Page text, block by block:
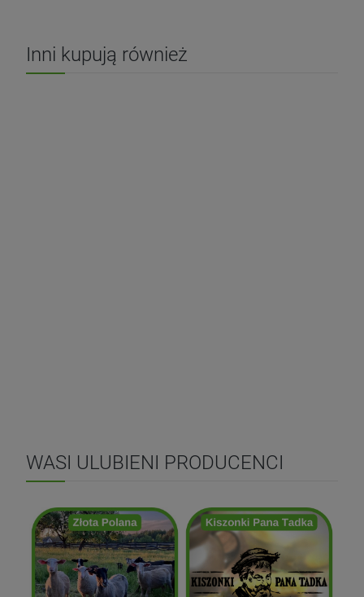
Inni kupują również
WASI ULUBIENI PRODUCENCI
Złota Polana Kiszonki Pana Tadka
ZOBACZ